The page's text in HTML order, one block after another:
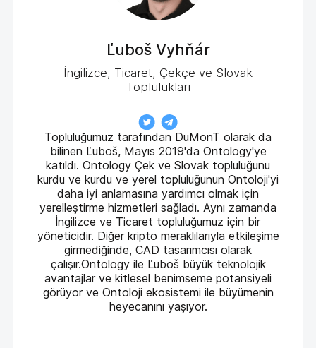
Ľuboš Vyhňár
İngilizce, Ticaret, Çekçe ve Slovak
Toplulukları
Topluluğumuz tarafından DuMonT olarak da
bilinen Ľuboš, Mayıs 2019'da Ontology'ye
katıldı. Ontology Çek ve Slovak topluluğunu
kurdu ve kurdu ve yerel topluluğunun Ontoloji'yi
daha iyi anlamasına yardımcı olmak için
yerelleştirme hizmetleri sağladı. Aynı zamanda
İngilizce ve Ticaret topluluğumuz için bir
yöneticidir. Diğer kripto meraklılarıyla etkileşime
girmediğinde, CAD tasarımcısı olarak
çalışır.Ontology ile Ľuboš büyük teknolojik
avantajlar ve kitlesel benimseme potansiyeli
görüyor ve Ontoloji ekosistemi ile büyümenin
heyecanını yaşıyor.